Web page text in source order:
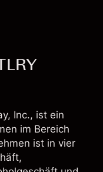
Inc., ist ein
im Bereich
ist in vier